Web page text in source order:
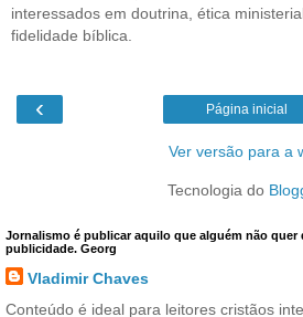
interessados em doutrina, ética
fidelidade bíblica.
‹ Página inicial
Ver versão para a
Tecnologia do
Jornalismo é publicar aquilo que alguém não quer
publicidade. Georg
Vladimir Chaves
Conteúdo é ideal para leitores cristãos